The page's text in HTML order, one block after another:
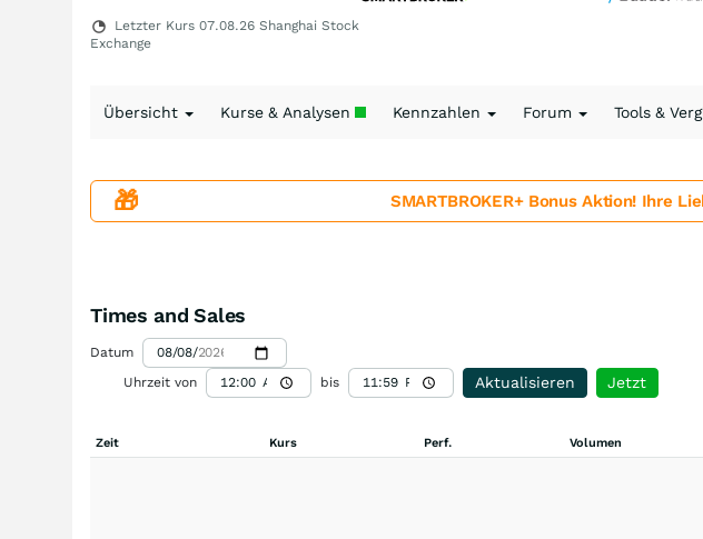
Letzter Kurs 07.08.26 Shanghai Stock
Exchange
Übersicht Kurse & Analysen Kennzahlen Forum Tools &
🎁 SMARTBROKER+ Bonus Aktion! Ihre
Times and Sales
Datum
Uhrzeit von
bis Aktualisieren Jetzt
Zeit Kurs Perf. Volumen